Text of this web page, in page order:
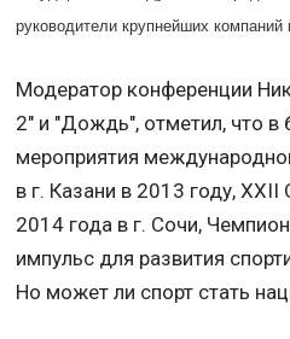
руководители крупнейших
Модератор конференции
2" и "Дождь", отметил, что
мероприятия
в г. Казани в 2013 году,
2014 года в г. Сочи,
импульс для развития
Но может ли спорт стать